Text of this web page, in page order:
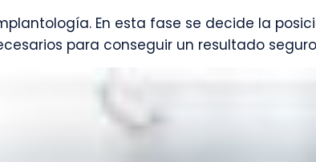
En esta fase se decide la
para conseguir un resultado